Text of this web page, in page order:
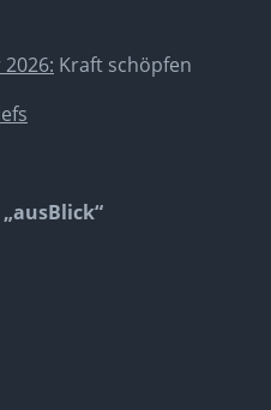
Kraft schöpfen